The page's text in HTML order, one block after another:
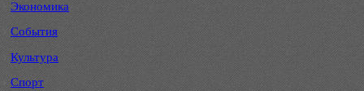
Экономика
События
Культура
Спорт